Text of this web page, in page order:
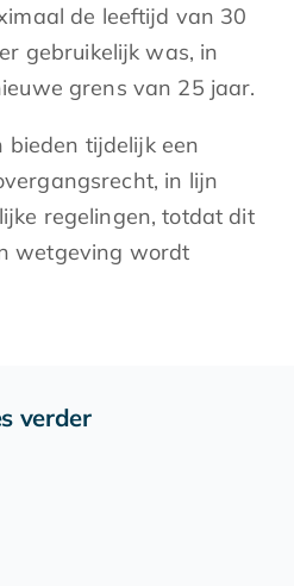
de leeftijd van 30
gebruikelijk was, in
grens van 25 jaar.
bieden tijdelijk een
in lijn
regelingen, totdat dit
wetgeving wordt
verder